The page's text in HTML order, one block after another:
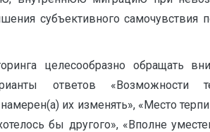
субъективного самочувствия
целесообразно обращать
ответов «Возможности
их изменять», «Место
бы другого», «Вполне